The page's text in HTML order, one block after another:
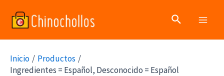
Buscar
Inicio
Productos
Ingredientes = Español, Desconocido = Español